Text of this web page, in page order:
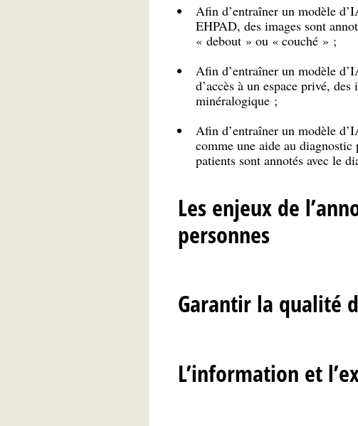
Afin d’entraîner un modèle
EHPAD, des images sont
« debout » ou « couché » ;
Afin d’entraîner un modèle
d’accès à un espace privé,
minéralogique ;
Afin d’entraîner un modèle
comme une aide au diagnostic
patients sont annotés avec le
Les enjeux de
personnes
Garantir la qualité
L’information et